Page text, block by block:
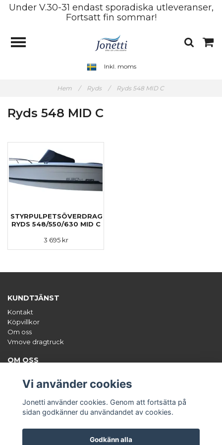
Under V.30-31 endast sporadiska utleveranser,
Fortsatt fin sommar!
Inkl. moms
Hem / Ryds / Ryds 548 MID C
Ryds 548 MID C
STYRPULPETSÖVERDRAG
RYDS 548/550/630 MID C
3 695 kr
KUNDTJÄNST
Kontakt
Köpvillkor
Om oss
Vmove dragtruck
OM OSS
styrpulpetsöverdrag och dekalsatser. Org.nr: 556671-0470
Prenumerera
Vi använder cookies
Jonetti använder cookies. Genom att fortsätta på
sidan godkänner du användandet av cookies.
Godkänn alla